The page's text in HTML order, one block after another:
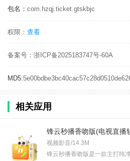
包名： com.hzqj.ticket.gtskbjc
权限： 查看
备案号： 浙ICP备2025183747号-60A
MD5:
相关应用
锋云秒播香吻版(电视直播
视频影音/14.3M
锋云秒播香吻版是一款主打纯